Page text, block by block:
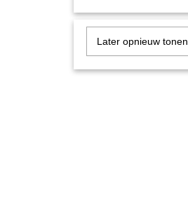
Later opnieuw tonen